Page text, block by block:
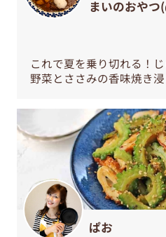
まいのおや
これで夏を乗り切れる！
野菜とささみの香味焼き浸
ぱお